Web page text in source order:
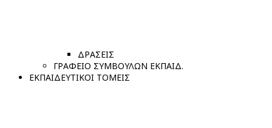
ΔΡΑΣΕΙΣ
ΓΡΑΦΕΙΟ ΣΥΜΒΟΥΛΩΝ ΕΚΠΑΙΔ.
ΕΚΠΑΙΔΕΥΤΙΚΟΙ ΤΟΜΕΙΣ